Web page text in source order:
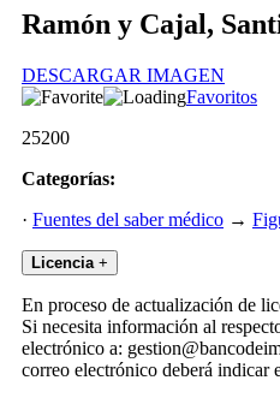
Ramón y Cajal,
DESCARGAR IMAGEN
Favoritos
25200
Categorías:
· Fuentes del saber médico →
Licencia +
En proceso de actualización de
Si necesita información al
electrónico a:
correo electrónico deberá indicar